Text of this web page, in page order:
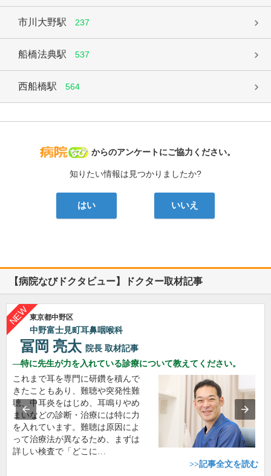
市川大野駅 237
船橋法典駅 537
西船橋駅 564
病院なび
からのアンケートにご協力ください。
知りたい情報は見つかりましたか?
はい いいえ
【病院なびドクタビュー】ドクター取材記事
東京都中野区
中野富士見町耳鼻咽喉科
冨岡 亮太 院長 取材記事
特に先生が力を入れている診療について教えてください。
これまで耳を専門に研鑽を積んで
きたこともあり、難聴や突発性難
聴、中耳炎をはじめ、耳鳴りやめ
まいなどの診断・治療には特に力
を入れています。難聴は原因によ
って治療法が異なるため、まずは
詳しい検査で「どこに…
>>記事全文を読む